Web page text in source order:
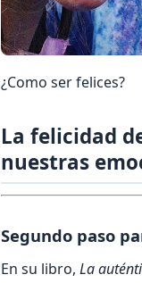
¿Como ser felices?
La felicidad
nuestras
Segundo paso
En su libro, La